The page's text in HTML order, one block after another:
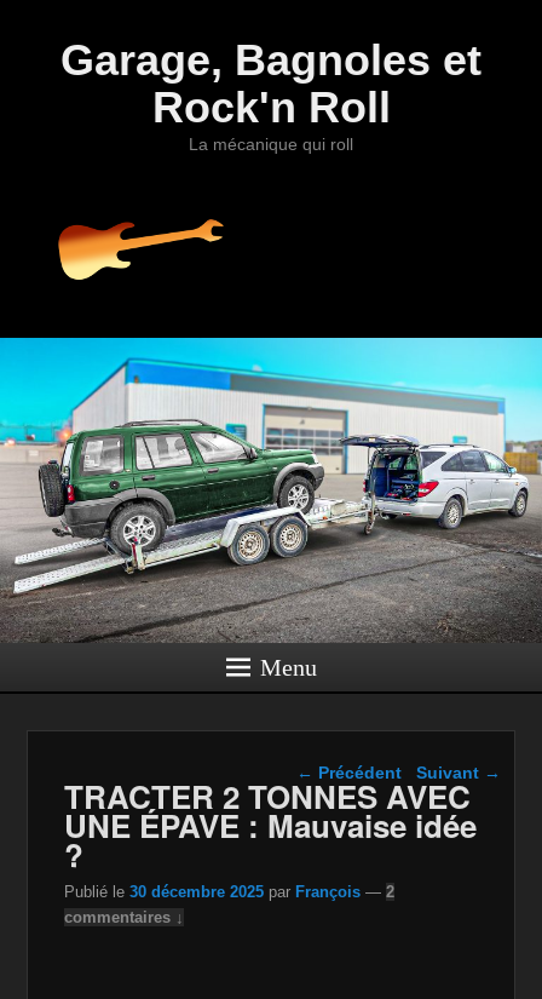
Garage, Bagnoles et
Rock'n Roll
La mécanique qui roll
Menu
Navigation dans les
articles
← Précédent Suivant →
TRACTER 2 TONNES AVEC
UNE ÉPAVE : Mauvaise idée
?
Publié le30 décembre 2025 par François —2
commentaires ↓